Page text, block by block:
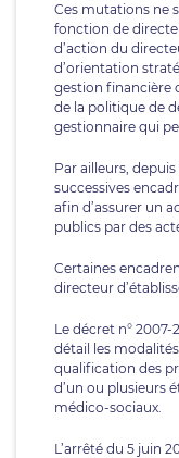
Ces mutations ne
fonction de
d’action du
d’orientation
gestion financière
de la politique de
gestionnaire qui
Par ailleurs,
successives
afin d’assurer un
publics par des
Certaines
directeur
Le décret n° 2007-
détail les
qualification des
d’un ou plusieurs
médico-sociaux.
L’arrêté du 5 juin